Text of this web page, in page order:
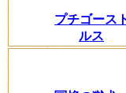
プチゴース
ルス